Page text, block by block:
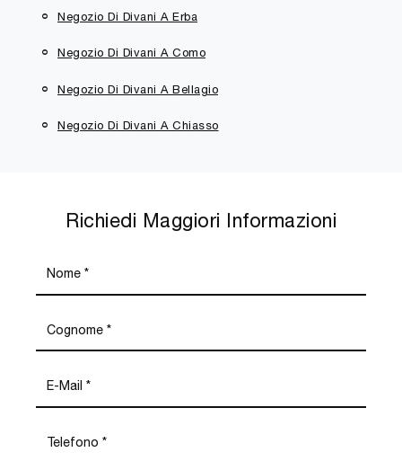
Negozio Di Divani A Erba
Negozio Di Divani A Como
Negozio Di Divani A Bellagio
Negozio Di Divani A Chiasso
Richiedi Maggiori Informazioni